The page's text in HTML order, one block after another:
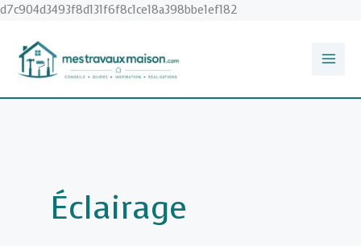
d7c904d3493f8d131f6f8c1ce18a398bbe1ef182
Éclairage